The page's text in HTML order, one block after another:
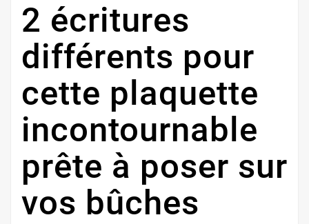
2 écritures
différents pour
cette plaquette
incontournable
prête à poser sur
vos bûches